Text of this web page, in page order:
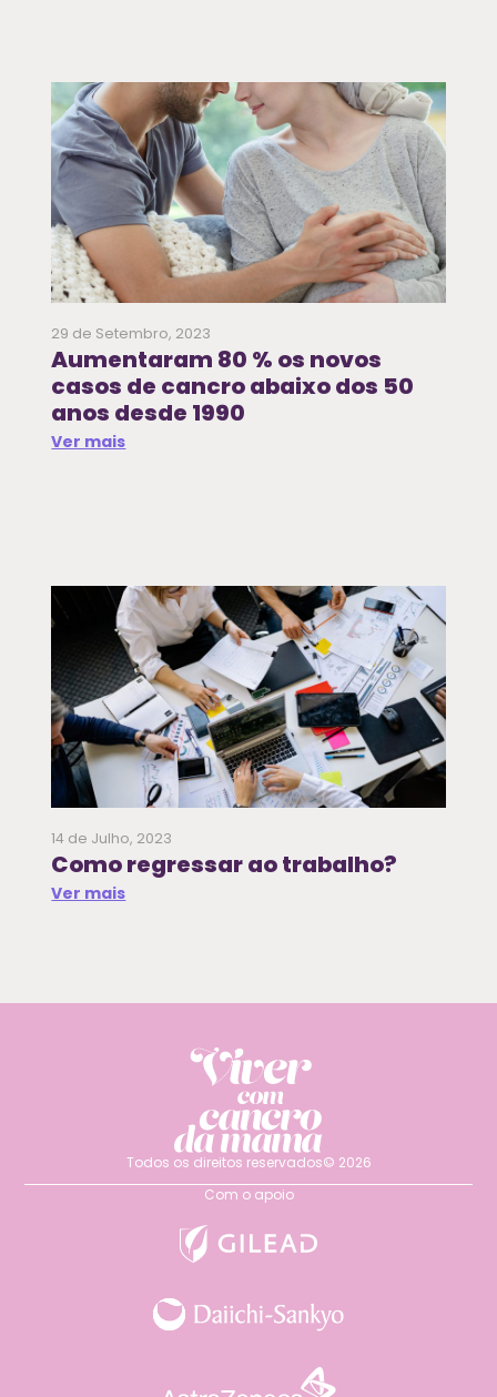
29 de Setembro, 2023
Aumentaram 80 % os novos
casos de cancro abaixo dos 50
anos desde 1990
Ver mais
14 de Julho, 2023
Como regressar ao trabalho?
Ver mais
Todos os direitos reservados© 2026
Com o apoio